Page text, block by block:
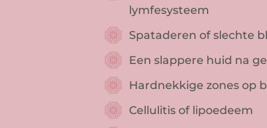
lymfesysteem
Spataderen of slechte
Een slappere huid na
Hardnekkige zones op
Cellulitis of lipoedeem